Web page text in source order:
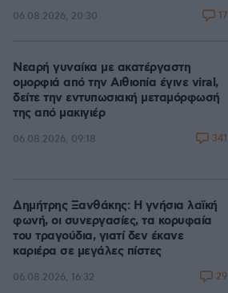
06.08.2026, 20:30 17
Νεαρή γυναίκα με ακατέργαστη
ομορφιά από την Αιθιοπία έγινε viral,
δείτε την εντυπωσιακή μεταμόρφωσή
της από μακιγιέρ
06.08.2026, 09:18 341
Δημήτρης Ξανθάκης: Η γνήσια λαϊκή
φωνή, οι συνεργασίες, τα κορυφαία
του τραγούδια, γιατί δεν έκανε
καριέρα σε μεγάλες πίστες
06.08.2026, 16:32 29